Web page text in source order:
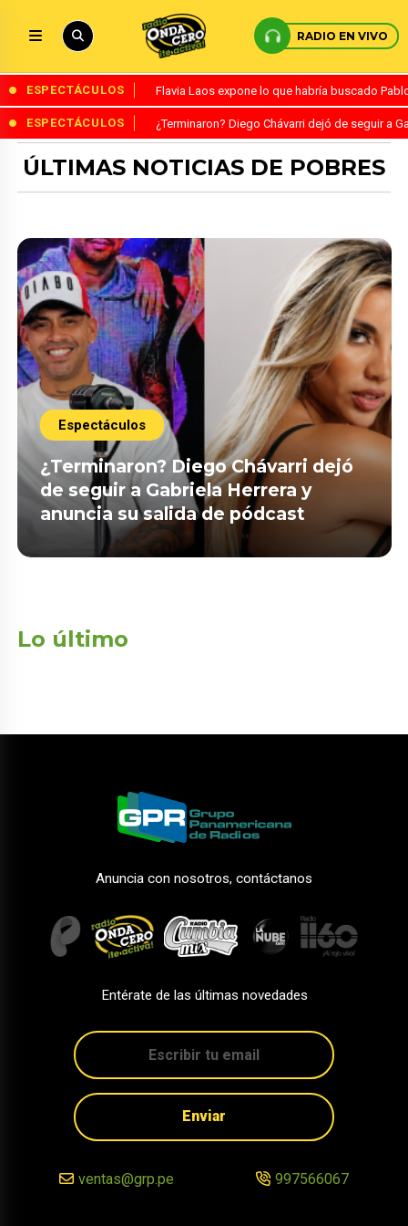
RADIO EN VIVO
ESPECTÁCULOS Flavia Laos expone lo que habría buscado
ESPECTÁCULOS ¿Terminaron? Diego Chávarri dejó de seguir a
ÚLTIMAS NOTICIAS DE POBRES
Espectáculos
¿Terminaron? Diego Chávarri dejó
de seguir a Gabriela Herrera y
anuncia su salida de pódcast
Lo último
Anuncia con nosotros, contáctanos
Entérate de las últimas novedades
Enviar
ventas@grp.pe 997566067